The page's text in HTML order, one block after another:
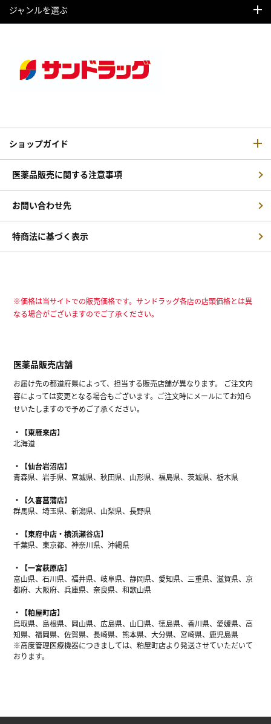
ジャンルを選ぶ
ショップガイド
医薬品販売に関する注意事項
お問い合わせ先
特商法に基づく表示
※価格は当サイトでの販売価格です。サンドラッグ各店の店頭価格とは異
なる場合がございますのでご了承ください。
医薬品販売店舗
お届け先の都道府県によって、担当する販売店舗が異なります。 ご注文内
容によっては変更となる場合もございます。ご注文時にメールにてお知ら
せいたしますので予めご了承ください。
【東雁来店】
北海道
【仙台岩沼店】
青森県、岩手県、宮城県、秋田県、山形県、福島県、茨城県、栃木県
【久喜菖蒲店】
群馬県、埼玉県、新潟県、山梨県、長野県
【東府中店・横浜瀬谷店】
千葉県、東京都、神奈川県、沖縄県
【一宮萩原店】
富山県、石川県、福井県、岐阜県、静岡県、愛知県、三重県、滋賀県、京
都府、大阪府、兵庫県、奈良県、和歌山県
【粕屋町店】
鳥取県、島根県、岡山県、広島県、山口県、徳島県、香川県、愛媛県、高
知県、福岡県、佐賀県、長崎県、熊本県、大分県、宮崎県、鹿児島県
※高度管理医療機器につきましては、粕屋町店より発送させていただいて
おります。